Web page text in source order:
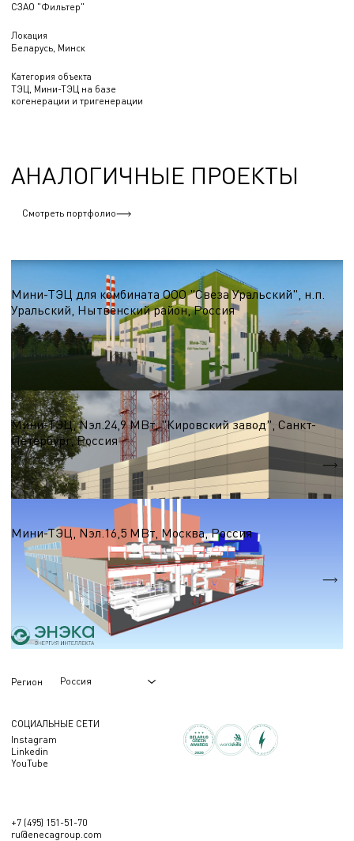
СЗАО "Фильтер"
Локация
Беларусь, Минск
Категория объекта
ТЭЦ, Мини-ТЭЦ на базе
когенерации и тригенерации
АНАЛОГИЧНЫЕ ПРОЕКТЫ
Смотреть портфолио
ТЭЦ, Мини-ТЭЦ ГПА и турбин, АБХМ
Мини-ТЭЦ для комбината ООО "Свеза Уральский", н.п.
Уральский, Нытвенский район, Россия
Nэл.
7,0 МВт
Qтеп.
65,0 МВт
ТЭЦ, Мини-ТЭЦ ГПА и турбин, АБХМ
Мини-ТЭЦ, Nэл.24,9 МВт, "Кировский завод", Санкт-
Петербург, Россия
Nэл.
24,9 МВт
ТЭЦ, Мини-ТЭЦ ГПА и турбин, АБХМ
Мини-ТЭЦ, Nэл.16,5 МВт, Москва, Россия
Qтеп.
28,5 МВт
16,5 МВт
Регион Россия
СОЦИАЛЬНЫЕ СЕТИ
Instagram
Linkedin
YouTube
+7 (495) 151-51-70
ru@enecagroup.com